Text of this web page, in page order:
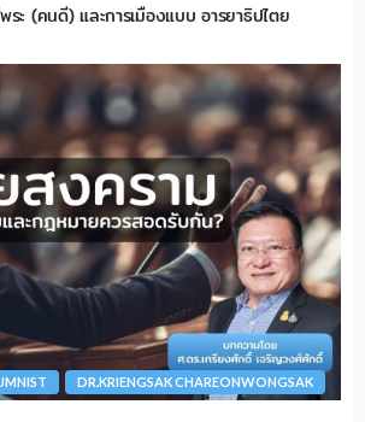
ะ (คนดี) และการเมืองแบบ อารยาธิปไตย
DR.KRIENGSAK CHAREONWONGSAK